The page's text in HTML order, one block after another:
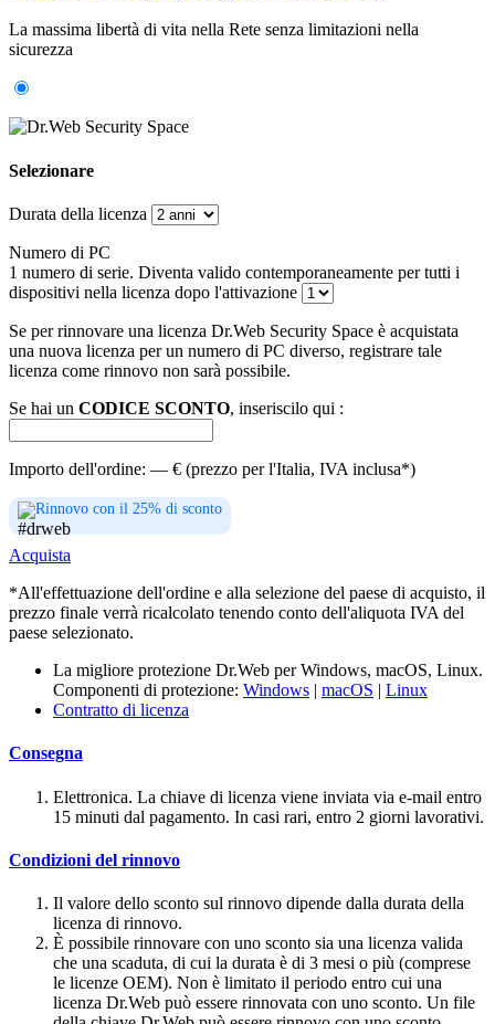
La massima libertà di vita nella Rete senza limitazioni nella
sicurezza
Selezionare
Durata della licenza
Numero di PC
1 numero di serie. Diventa valido contemporaneamente per tutti i
dispositivi nella licenza dopo l'attivazione
Se per rinnovare una licenza Dr.Web Security Space è acquistata
una nuova licenza per un numero di PC diverso, registrare tale
licenza come rinnovo non sarà possibile.
Se hai un CODICE SCONTO, inseriscilo qui :
Importo dell'ordine: — € (prezzo per l'Italia, IVA inclusa*)
Rinnovo con il 25% di sconto
Acquista
*All'effettuazione dell'ordine e alla selezione del paese di acquisto, il
prezzo finale verrà ricalcolato tenendo conto dell'aliquota IVA del
paese selezionato.
La migliore protezione Dr.Web per Windows, macOS, Linux.
Componenti di protezione: Windows | macOS | Linux
Contratto di licenza
Consegna
Elettronica. La chiave di licenza viene inviata via e-mail entro
15 minuti dal pagamento. In casi rari, entro 2 giorni lavorativi.
Condizioni del rinnovo
Il valore dello sconto sul rinnovo dipende dalla durata della
licenza di rinnovo.
È possibile rinnovare con uno sconto sia una licenza valida
che una scaduta, di cui la durata è di 3 mesi o più (comprese
le licenze OEM). Non è limitato il periodo entro cui una
licenza Dr.Web può essere rinnovata con uno sconto. Un file